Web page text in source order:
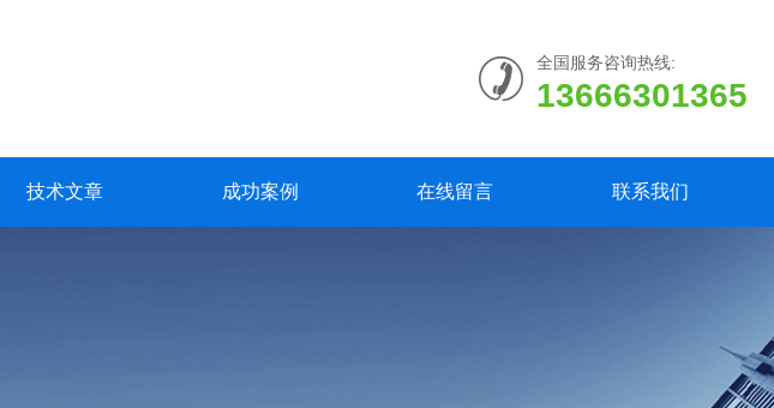
全国服务咨询热线:
13666301365
技术文章 成功案例 在线留言 联系我们